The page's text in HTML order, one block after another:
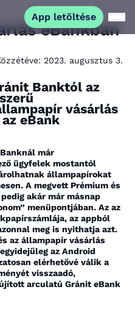
App letöltése
App letöltése
eBankban
2023. augusztus 3.
Banktól az
vásárlás
eBank
már
ügyfelek mostantól
állampapírokat
A megvett Prémium és
akár már másnap
menüpontjában. Az az
az appból
meg is nyithatja azt.
az állampapír vásárlás
az Android
elérhetővé válik a
visszaadó,
arculatú Gránit eBank